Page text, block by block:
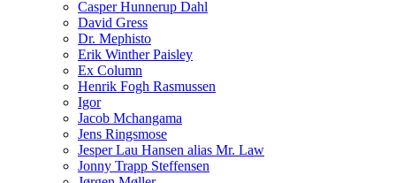
Casper Hunnerup Dahl
David Gress
Dr. Mephisto
Erik Winther Paisley
Ex Column
Henrik Fogh Rasmussen
Igor
Jacob Mchangama
Jens Ringsmose
Jesper Lau Hansen alias Mr. Law
Jonny Trapp Steffensen